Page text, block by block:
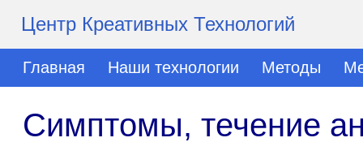
Центр Креативных Технологий
Главная Наши технологии Методы
Симптомы, течение